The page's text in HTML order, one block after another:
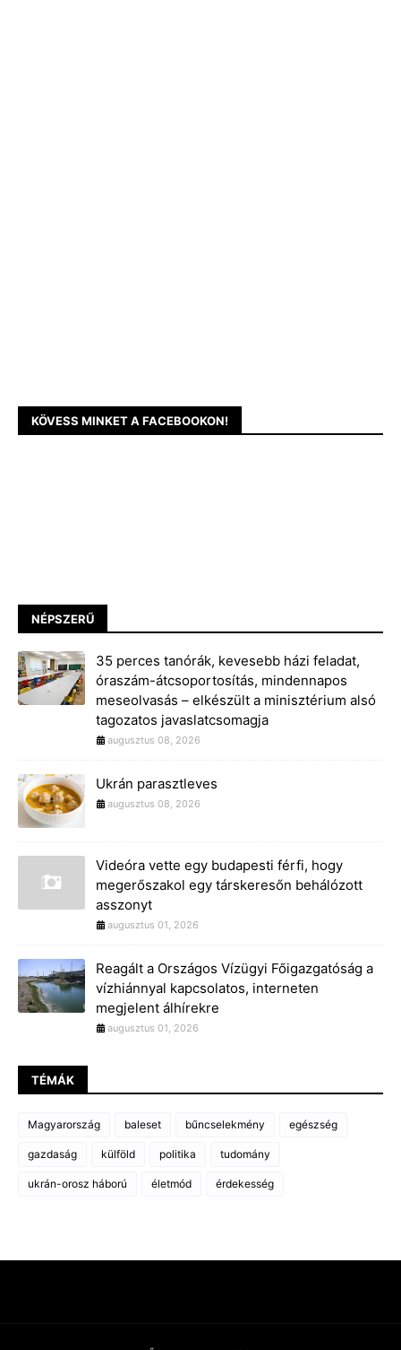
KÖVESS MINKET A FACEBOOKON!
NÉPSZERŰ
35 perces tanórák, kevesebb házi feladat,
óraszám-átcsoportosítás, mindennapos
meseolvasás – elkészült a minisztérium alsó
tagozatos javaslatcsomagja
augusztus 08, 2026
Ukrán parasztleves
augusztus 08, 2026
Videóra vette egy budapesti férfi, hogy
megerőszakol egy társkeresőn behálózott
asszonyt
augusztus 01, 2026
Reagált a Országos Vízügyi Főigazgatóság a
vízhiánnyal kapcsolatos, interneten
megjelent álhírekre
augusztus 01, 2026
TÉMÁK
Magyarország baleset bűncselekmény egészség
gazdaság külföld politika tudomány
ukrán-orosz háború életmód érdekesség